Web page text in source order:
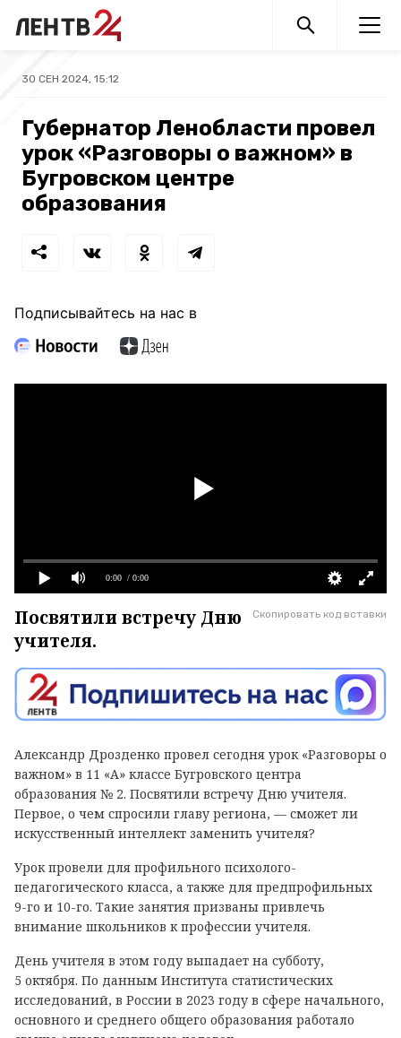
30 СЕН 2024, 15:12
Губернатор Ленобласти провел
урок «Разговоры о важном» в
Бугровском центре
образования
Подписывайтесь на нас в
0:00 / 0:00
Скопировать код вставки
Посвятили встречу Дню
учителя.
Александр Дрозденко провел сегодня урок «Разговоры о
важном» в 11 «А» классе Бугровского центра
образования № 2. Посвятили встречу Дню учителя.
Первое, о чем спросили главу региона, — сможет ли
искусственный интеллект заменить учителя?
Урок провели для профильного психолого-
педагогического класса, а также для предпрофильных
9-го и 10-го. Такие занятия призваны привлечь
внимание школьников к профессии учителя.
День учителя в этом году выпадает на субботу,
5 октября. По данным Института статистических
исследований, в России в 2023 году в сфере начального,
основного и среднего общего образования работало